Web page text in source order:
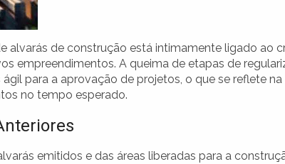
alvarás de construção está intimamente ligado ao
empreendimentos. A queima de etapas de
para a aprovação de projetos, o que se reflete
no tempo esperado.
emitidos e das áreas liberadas para a